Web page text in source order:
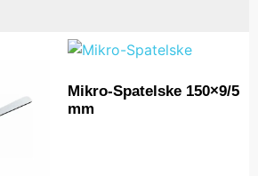
Mikro-Spatelske 150×9/5
mm